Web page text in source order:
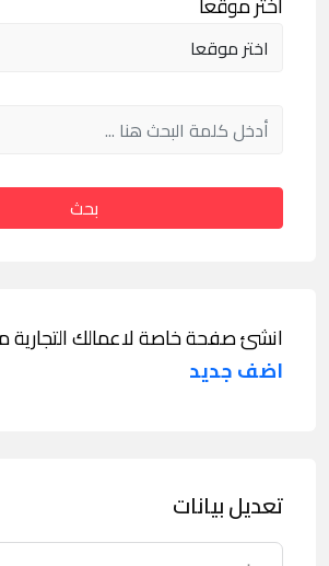
بحث
انشئ صفحة خاصة لاعمالك التجارية
اضف جديد
تعديل بيانات